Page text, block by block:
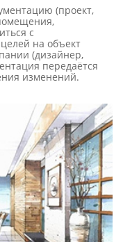
(проект,
с
на объект
(дизайнер,
передаётся
изменений.